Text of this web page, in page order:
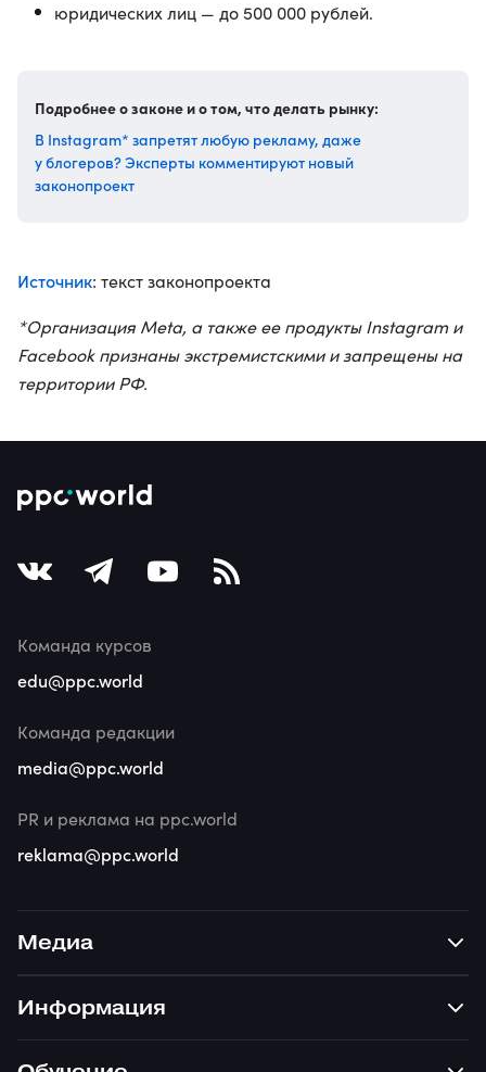
юридических лиц — до 500 000 рублей.
Подробнее о законе и о том, что делать рынку:
В Instagram* запретят любую рекламу, даже
у блогеров? Эксперты комментируют новый
законопроект
Источник: текст законопроекта
*Организация Meta, а также ее продукты Instagram и
Facebook признаны экстремистскими и запрещены на
территории РФ.
Медиа
Информация
Команда курсов
edu@ppc.world
Команда редакции
media@ppc.world
PR и реклама на ppc.world
reklama@ppc.world